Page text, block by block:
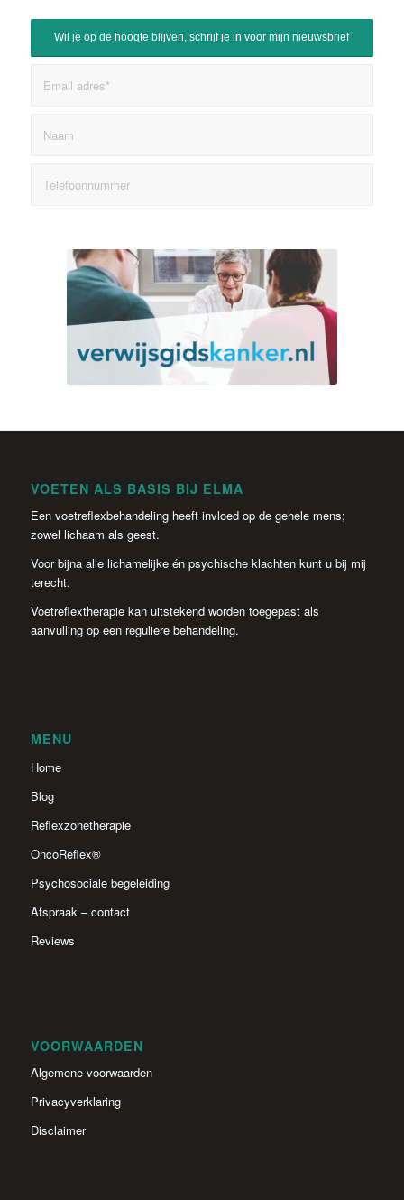
VOETEN ALS BASIS BIJ ELMA
Een voetreflexbehandeling heeft invloed op de gehele mens;
zowel lichaam als geest.
Voor bijna alle lichamelijke én psychische klachten kunt u bij mij
terecht.
Voetreflextherapie kan uitstekend worden toegepast als
aanvulling op een reguliere behandeling.
MENU
Home
Blog
Reflexzonetherapie
OncoReflex®
Psychosociale begeleiding
Afspraak – contact
Reviews
VOORWAARDEN
Algemene voorwaarden
Privacyverklaring
Disclaimer